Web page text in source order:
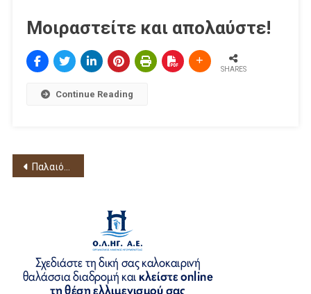
Μοιραστείτε και απολαύστε!
SHARES
Continue Reading
Πλοήγηση
Παλαιότερα άρθρα